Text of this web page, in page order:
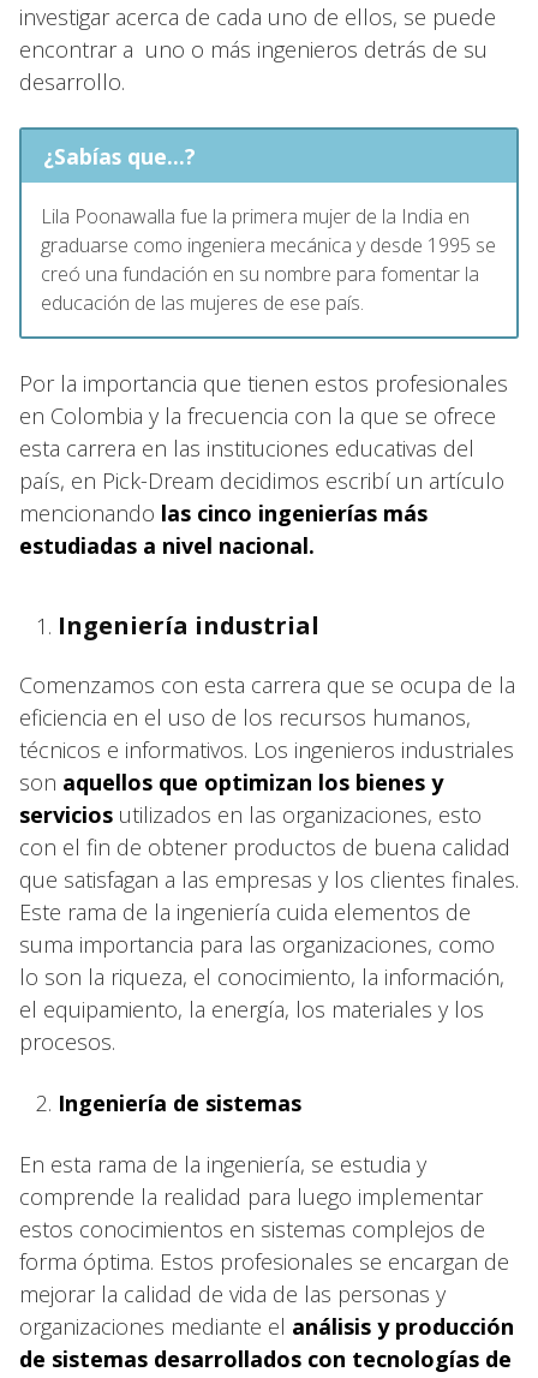
investigar acerca de cada uno de ellos, se puede
encontrar a uno o más ingenieros detrás de su
desarrollo.
¿Sabías que...?
Lila Poonawalla fue la primera mujer de la India en
graduarse como ingeniera mecánica y desde 1995 se
creó una fundación en su nombre para fomentar la
educación de las mujeres de ese país.
Por la importancia que tienen estos profesionales
en Colombia y la frecuencia con la que se ofrece
esta carrera en las instituciones educativas del
país, en Pick-Dream decidimos escribí un artículo
mencionando las cinco ingenierías más
estudiadas a nivel nacional.
Ingeniería industrial
Comenzamos con esta carrera que se ocupa de la
eficiencia en el uso de los recursos humanos,
técnicos e informativos. Los ingenieros industriales
son aquellos que optimizan los bienes y
servicios utilizados en las organizaciones, esto
con el fin de obtener productos de buena calidad
que satisfagan a las empresas y los clientes finales.
Este rama de la ingeniería cuida elementos de
suma importancia para las organizaciones, como
lo son la riqueza, el conocimiento, la información,
el equipamiento, la energía, los materiales y los
procesos.
Ingeniería de sistemas
En esta rama de la ingeniería, se estudia y
comprende la realidad para luego implementar
estos conocimientos en sistemas complejos de
forma óptima. Estos profesionales se encargan de
mejorar la calidad de vida de las personas y
organizaciones mediante el análisis y producción
de sistemas desarrollados con tecnologías de